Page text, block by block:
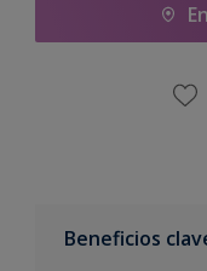
Beneficios